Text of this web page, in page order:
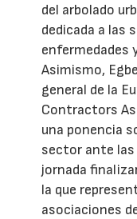
del arbolado
dedicada a las
enfermedades
Asimismo,
general de la
Contractors
una ponencia
sector ante
jornada
la que
asociaciones